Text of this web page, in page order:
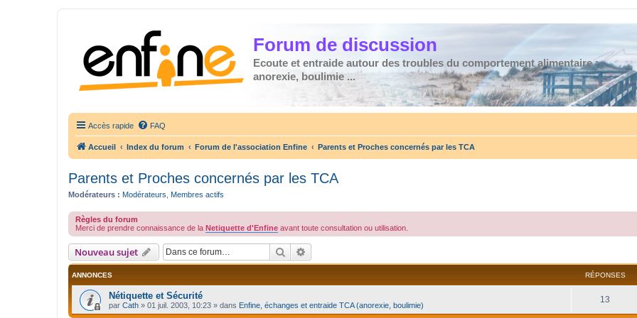
Forum de discussion
Ecoute et entraide autour des troubles du comportement alimentaire :
anorexie, boulimie ...
Accès rapide FAQ
Accueil Index du forum Forum de l'association Enfine Parents et Proches concernés par les TCA
Parents et Proches concernés par les TCA
Modérateurs : Modérateurs Membres actifs
Règles du forum
Merci de prendre connaissance de la Netiquette d'Enfine avant toute consultation ou utilisation.
Nouveau sujet Rechercher
ANNONCES RÉPONSES
Nétiquette et Sécurité
par Cath » 01 juil. 2003, 10:23 » dans Enfine, échanges et entraide TCA (anorexie, boulimie)
13